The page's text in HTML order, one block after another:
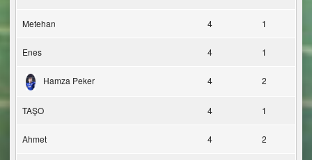
Metehan 4 1
Enes 4 1
Hamza Peker 4 2
TAŞO 4 1
Ahmet 4 2